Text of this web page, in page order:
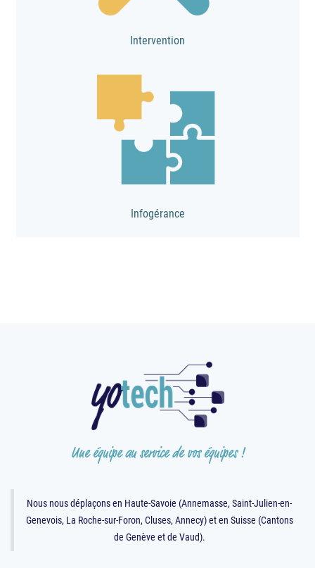
Intervention
Infogérance
Une équipe au service de vos équipes !
Nous nous déplaçons en Haute-Savoie (Annemasse, Saint-Julien-en-
Genevois, La Roche-sur-Foron, Cluses, Annecy) et en Suisse (Cantons
de Genève et de Vaud).